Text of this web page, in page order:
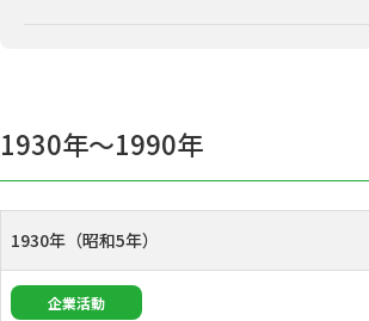
1930年〜1990年
1930年（昭和5年）
企業活動